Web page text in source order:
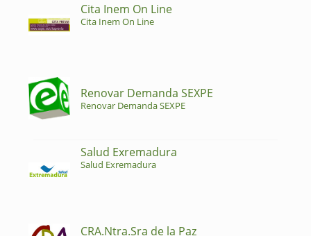
Cita Inem On Line
Cita Inem On Line
Renovar Demanda SEXPE
Renovar Demanda SEXPE
Salud Exremadura
Salud Exremadura
CRA.Ntra.Sra de la Paz